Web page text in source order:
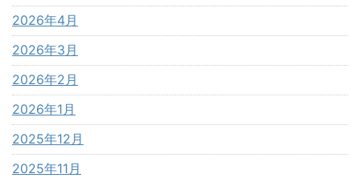
2026年4月
2026年3月
2026年2月
2026年1月
2025年12月
2025年11月